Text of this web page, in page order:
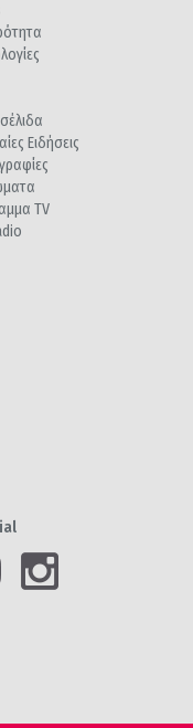
Ειδήσεις
TV